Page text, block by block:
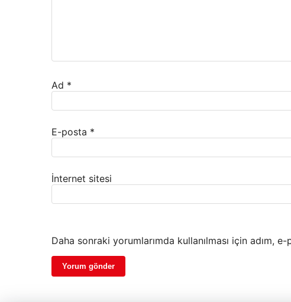
Ad *
E-posta *
İnternet sitesi
Daha sonraki yorumlarımda kullanılması için adım,